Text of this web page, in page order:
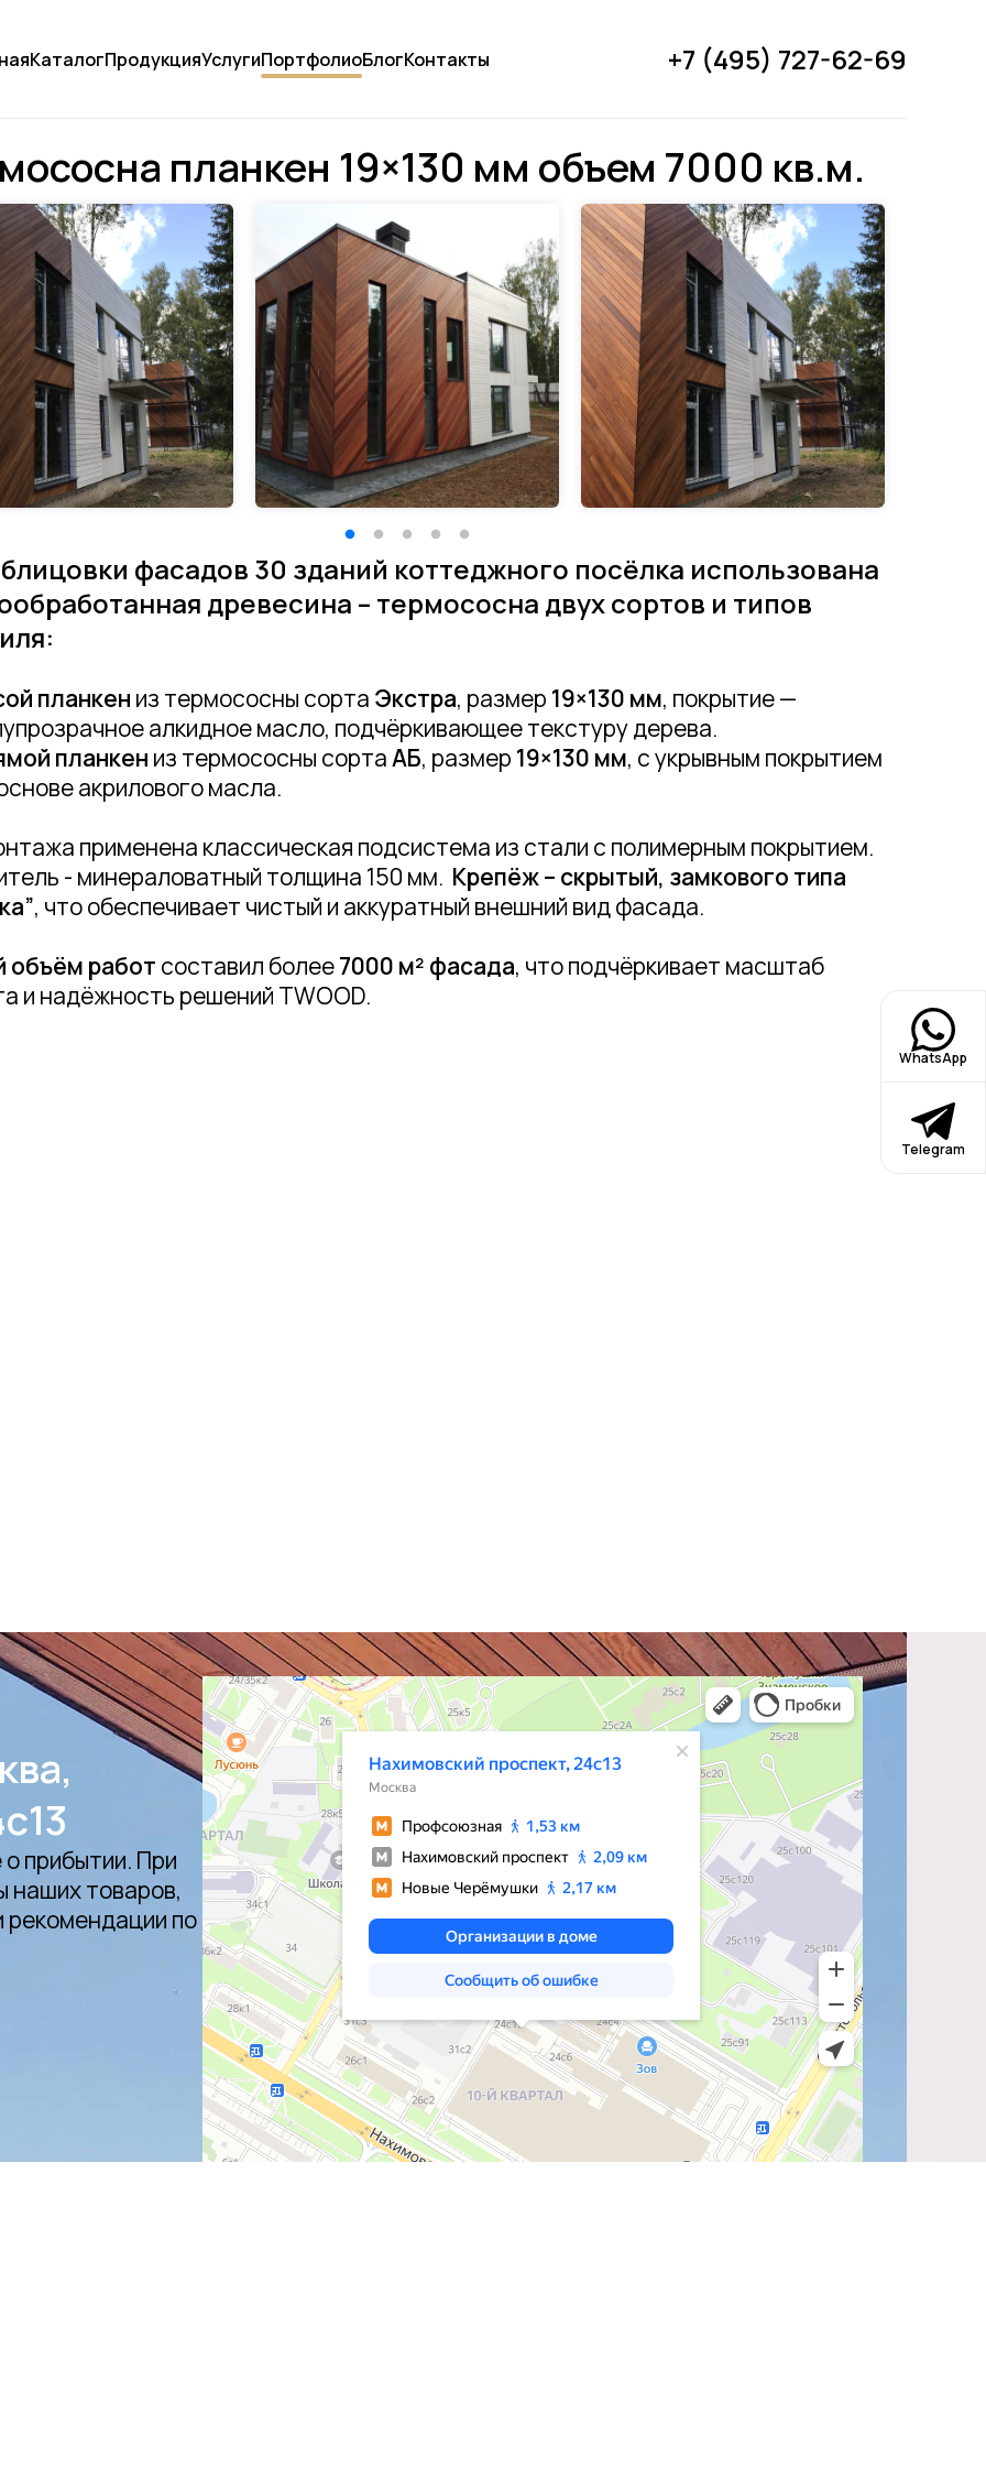
КаталогПродукцияУслугиПортфолиоБлогКонтакты +7 (495) 727-62-69
планкен 19×130 мм объем 7000 кв.м.
фасадов 30 зданий коттеджного посёлка использована
древесина – термососна двух сортов и типов
планкен из термососны сорта Экстра, размер 19×130 мм, покрытие —
алкидное масло, подчёркивающее текстуру дерева.
планкен из термососны сортаАБ, размер 19×130 мм, с укрывным покрытием
акрилового масла.
применена классическая подсистема из стали с полимерным покрытием.
- минераловатный толщина 150 мм. Крепёж – скрытый, замкового типа
, что обеспечивает чистый и аккуратный внешний вид фасада.
объём работ составил более7000 м² фасада, что подчёркивает масштаб
и надёжность решений TWOOD.
прибытии. При
наших товаров,
рекомендации по
WhatsApp
Telegram